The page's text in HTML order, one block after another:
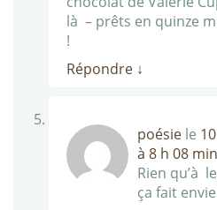
là – prêts en quinze
!
Répondre ↓
poésie le
à 8 h 08 min
Rien qu’à
ça fait